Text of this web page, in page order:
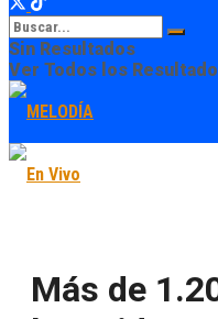
Sin Resultados
Ver Todos los
Más de